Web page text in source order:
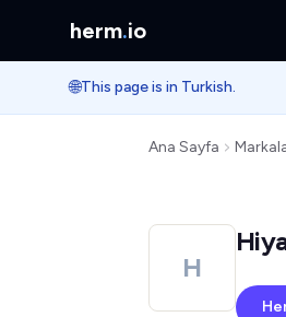
herm.io
🌐This page is in Turkish.
Ana Sayfa
H